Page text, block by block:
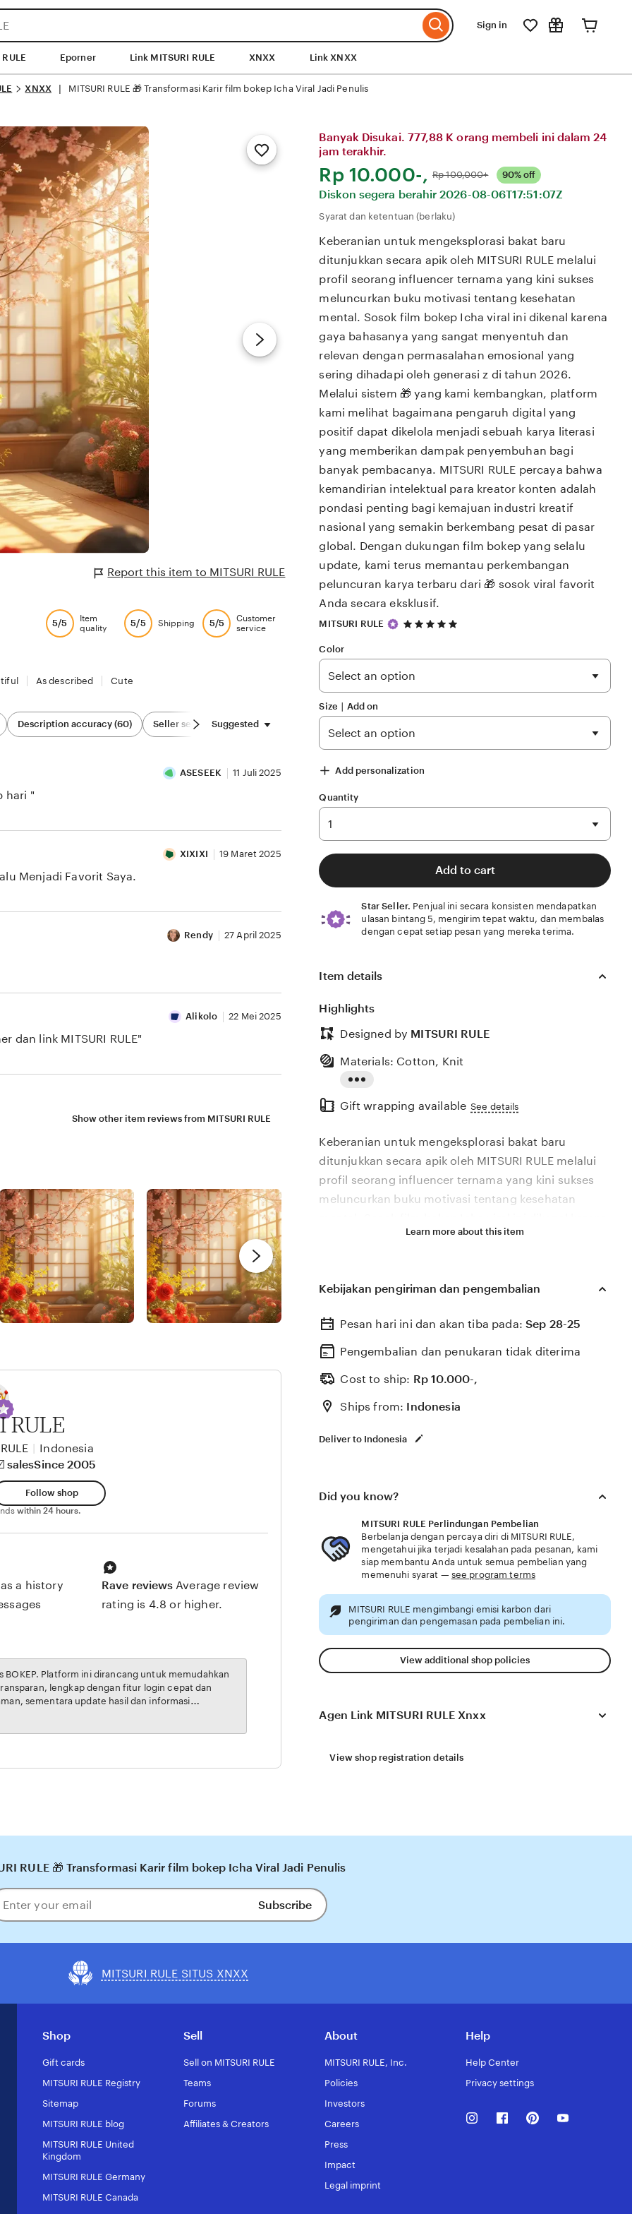
Sign in
Eporner Link MITSURI RULE XNXX Link XNXX
XNXX MITSURI RULE 🎁 Transformasi Karir film bokep Icha Viral Jadi Penulis
Add
to
Report this item to MITSURI RULE
Banyak Disukai. 777,88 K orang membeli ini dalam 24
jam terakhir.
Harga:
Rp 10.000-, Normal:
Rp 100,000+ 90% off
Diskon segera berahir2026-08-06T17:51:07Z
Syarat dan ketentuan (berlaku)
Keberanian untuk mengeksplorasi bakat baru
ditunjukkan secara apik oleh MITSURI RULE melalui
profil seorang influencer ternama yang kini sukses
meluncurkan buku motivasi tentang kesehatan
mental. Sosok film bokep Icha viral ini dikenal karena
gaya bahasanya yang sangat menyentuh dan
relevan dengan permasalahan emosional yang
sering dihadapi oleh generasi z di tahun 2026.
Melalui sistem 🎁 yang kami kembangkan, platform
kami melihat bagaimana pengaruh digital yang
positif dapat dikelola menjadi sebuah karya literasi
yang memberikan dampak penyembuhan bagi
banyak pembacanya. MITSURI RULE percaya bahwa
kemandirian intelektual para kreator konten adalah
pondasi penting bagi kemajuan industri kreatif
nasional yang semakin berkembang pesat di pasar
global. Dengan dukungan film bokep yang selalu
update, kami terus memantau perkembangan
peluncuran karya terbaru dari 🎁 sosok viral favorit
Anda secara eksklusif.
MITSURI RULE
5
5
Color
Size ∣ Add on
Add personalization
Quantity
Add to cart
Star Seller. Penjual ini secara konsisten mendapatkan
ulasan bintang 5, mengirim tepat waktu, dan membalas
dengan cepat setiap pesan yang mereka terima.
Item details
Highlights
Designed by MITSURI RULE
the
description
Materials: Cotton, Knit
Gift wrapping available See details
Keberanian untuk mengeksplorasi bakat baru
ditunjukkan secara apik oleh MITSURI RULE melalui
profil seorang influencer ternama yang kini sukses
meluncurkan buku motivasi tentang kesehatan
gaya bahasanya yang sangat menyentuh dan
Melalui sistem 🎁 yang kami kembangkan, platform
positif dapat dikelola menjadi sebuah karya literasi
yang memberikan dampak penyembuhan bagi
banyak pembacanya. MITSURI RULE percaya bahwa
pondasi penting bagi kemajuan industri kreatif
global. Dengan dukungan film bokep yang selalu
Anda secara eksklusif.
Learn more about this item
Kebijakan pengiriman dan pengembalian
Pesan hari ini dan akan tiba pada:Sep 28-25
Pengembalian dan penukaran tidak diterima
Cost to ship: Rp 10.000-,
Ships from: Indonesia
Deliver to Indonesia
Did you know?
MITSURI RULE Perlindungan Pembelian
Berbelanja dengan percaya diri di MITSURI RULE,
mengetahui jika terjadi kesalahan pada pesanan, kami
siap membantu Anda untuk semua pembelian yang
memenuhi syarat — see program terms
MITSURI RULE mengimbangi emisi karbon dari
pengiriman dan pengemasan pada pembelian ini.
View additional shop policies
Agen Link MITSURI RULE Xnxx
View shop registration details
5/5
Item
quality
5/5 Shipping 5/5
Customer
service
As described Cute
Description accuracy (60) Seller service (82) Sizing & Fit (25) Condition (2)
Suggested
ASESEEK 11 Juli 2025
hari "
XIXIXI 19 Maret 2025
Menjadi Favorit Saya.
Rendy 27 April 2025
Alikolo 22 Mei 2025
dan link MITSURI RULE"
Show other item reviews from MITSURI RULE
RULE
Indonesia
salesSince 2005
Follow shop
within 24 hours.
a history
Rave reviews Average review
rating is 4.8 or higher.
RULE 🎁 Transformasi Karir film bokep Icha Viral Jadi Penulis
Subscribe
MITSURI RULE SITUS XNXX
Shop
Gift cards
MITSURI RULE Registry
Sitemap
MITSURI RULE blog
MITSURI RULE United
Kingdom
MITSURI RULE Germany
MITSURI RULE Canada
Sell
Sell on MITSURI RULE
Teams
Forums
Affiliates & Creators
About
MITSURI RULE, Inc.
Policies
Investors
Careers
Press
Impact
Legal imprint
Help
Help Center
Privacy settings
InstagramFacebookPinterest